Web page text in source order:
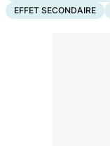
EFFET SECONDAIRE